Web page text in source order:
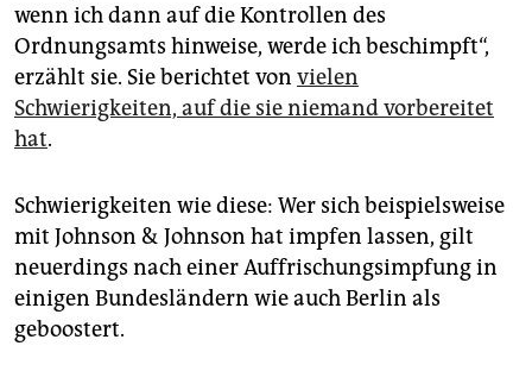
wenn ich dann auf die Kontrollen des
Ordnungsamts hinweise, werde ich beschimpft“,
erzählt sie. Sie berichtet von vielen
Schwierigkeiten, auf die sie niemand vorbereitet
hat.
Schwierigkeiten wie diese: Wer sich beispielsweise
mit Johnson & Johnson hat impfen lassen, gilt
neuerdings nach einer Auffrischungsimpfung in
einigen Bundesländern wie auch Berlin als
geboostert.